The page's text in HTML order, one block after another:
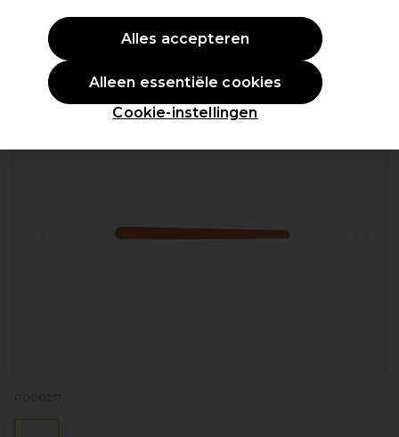
151.60 € per 100g
PROMOTIE
Cookie-instellingen
Alleen essentiële cookies
Alles accepteren